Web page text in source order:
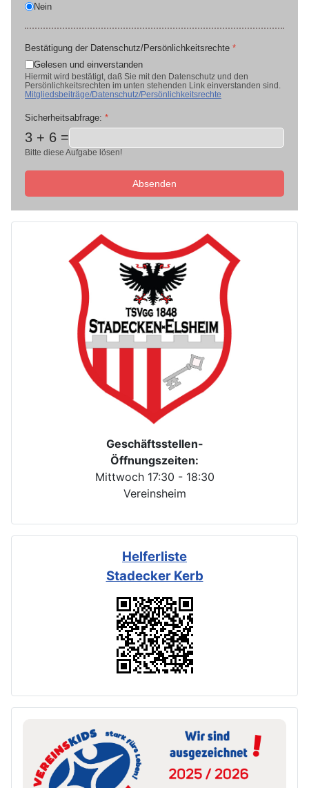
Geschäftsstellen-
Öffnungszeiten:
Mittwoch 17:30 - 18:30
Vereinsheim
Helferliste
Stadecker Kerb
Nein
Bestätigung der Datenschutz/Persönlichkeitsrechte *
Gelesen und einverstanden
Hiermit wird bestätigt, daß Sie mit den Datenschutz und den
Persönlichkeitsrechten im unten stehenden Link einverstanden sind.
Mitgliedsbeiträge/Datenschutz/Persönlichkeitsrechte
Sicherheitsabfrage: *
3 + 6 =
Bitte diese Aufgabe lösen!
Absenden